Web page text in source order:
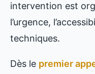
intervention est
l’urgence,
techniques.
Dès le premier